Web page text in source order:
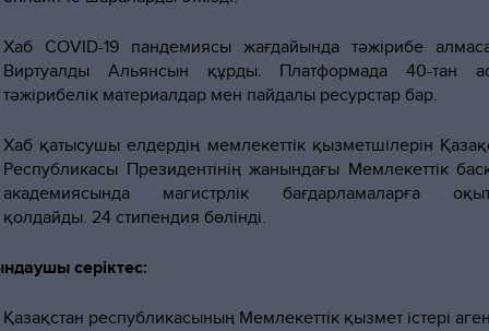
Хаб COVID-19 пандемиясы жағдайында тәжірибе
Виртуалды Альянсын құрды. Платформада 40-тан
тәжірибелік материалдар мен пайдалы ресурстар бар.
Хаб қатысушы елдердің мемлекеттік қызметшілерін
Республикасы Президентінің жанындағы Мемлекеттік
академиясында магистрлік бағдарламаларға
қолдайды. 24 стипендия бөлінді.
серіктес:
Қазақстан республикасының Мемлекеттік қызмет істері